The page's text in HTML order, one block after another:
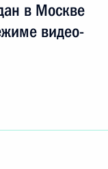
в Москве
видео-